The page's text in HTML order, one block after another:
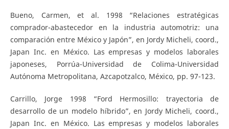
Bueno, Carmen, et al. 1998 “Relaciones estratégicas
comprador-abastecedor en la industria automotriz: una
comparación entre México y Japón”, en Jordy Micheli, coord.,
Japan Inc. en México. Las empresas y modelos laborales
japoneses, Porrúa-Universidad de Colima-Universidad
Autónoma Metropolitana, Azcapotzalco, México, pp. 97-123.
Carrillo, Jorge 1998 “Ford Hermosillo: trayectoria de
desarrollo de un modelo híbrido”, en Jordy Micheli, coord.,
Japan Inc. en México. Las empresas y modelos laborales